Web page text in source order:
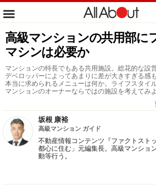
高級マンションの共用部に
マシンは必要か
マンションの特長でもある共用施設。総花的な設
デベロッパーによってあまりに差が大きすぎる感
本当に求められるメニューは何か。ライフスタイ
マンションのオーナーならではの施設を考えてみよ
坂根 康裕
高級マンション ガイド
不動産情報コンテンツ『ファクトスト
都心に住む」元編集長。高級マンショ
動等行う。